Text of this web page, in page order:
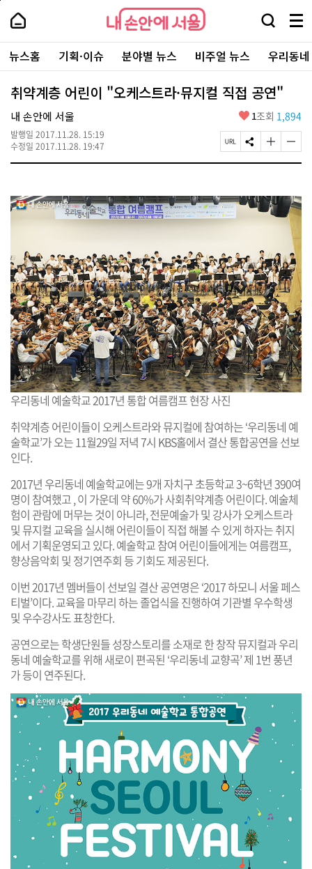
본
로
가
내
손
안
에
서
울
-
서
울
시
대
표
소
털
내
손
에
울
검
창
열
기
메
뉴
전
체
보
주
요
서
뉴스홈 기획·이슈 분야별 뉴스 비주얼 뉴스 우리동
취약계층 어린이 "오케스트라·뮤지컬 직접 공연"
내 손안에 서울
발행일 2017.11.28. 15:19
수정일 2017.11.28. 19:47
좋
요
1조회 1,894
페
이
R
L
복
S
N
유
하
기
글
자
크
게
변
기
글
자
작
게
변
경
하
기
우리동네 예술학교 2017년 통합 여름캠프 현장 사진
취약계층 어린이들이 오케스트라와 뮤지컬에 참여하는 ‘우리동네 예
술학교’가 오는 11월29일 저녁 7시 KBS홀에서 결산 통합공연을 선보
인다.
2017년 우리동네 예술학교에는 9개 자치구 초등학교 3~6학년 390여
명이 참여했고 , 이 가운데 약 60%가 사회취약계층 어린이다. 예술체
험이 관람에 머무는 것이 아니라, 전문예술가 및 강사가 오케스트라
및 뮤지컬 교육을 실시해 어린이들이 직접 해볼 수 있게 하자는 취지
에서 기획운영되고 있다. 예술학교 참여 어린이들에게는 여름캠프,
향상음악회 및 정기연주회 등 기회도 제공된다.
이번 2017년 멤버들이 선보일 결산 공연명은 ‘2017 하모니 서울 페스
티벌’이다. 교육을 마무리 하는 졸업식을 진행하여 기관별 우수학생
및 우수강사도 표창한다.
공연으로는 학생단원들 성장스토리를 소재로 한 창작 뮤지컬과 우리
동네 예술학교를 위해 새로이 편곡된 ‘우리동네 교향곡’ 제 1번 풍년
가 등이 연주된다.
페
상
단
로